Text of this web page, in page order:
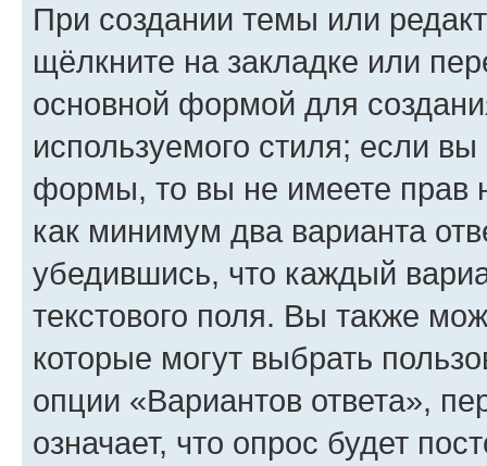
При создании темы или
щёлкните на закладке или
основной формой для
используемого стиля; если
формы, то вы не имеете прав
как минимум два варианта
убедившись, что каждый
текстового поля. Вы также
которые могут выбрать
опции «Вариантов ответа»,
означает, что опрос будет